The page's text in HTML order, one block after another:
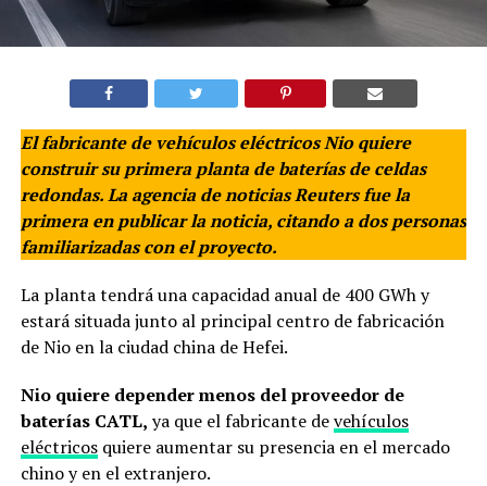
El fabricante de vehículos eléctricos Nio quiere
construir su primera planta de baterías de celdas
redondas. La agencia de noticias Reuters fue la
primera en publicar la noticia, citando a dos personas
familiarizadas con el proyecto.
La planta tendrá una capacidad anual de 400 GWh y
estará situada junto al principal centro de fabricación
de Nio en la ciudad china de Hefei.
Nio quiere depender menos del proveedor de
baterías CATL, ya que el fabricante devehículos
eléctricosquiere aumentar su presencia en el mercado
chino y en el extranjero.